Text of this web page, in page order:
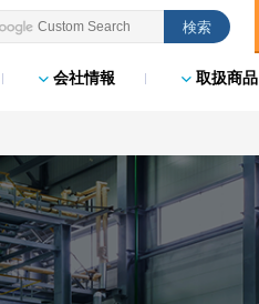
会社情報 取扱商品